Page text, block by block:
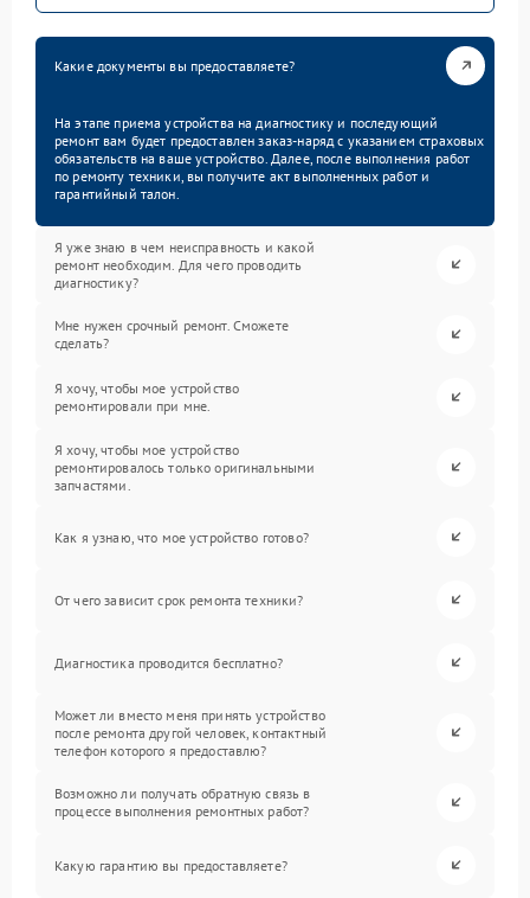
Какие документы вы предоставляете?
На этапе приема устройства на диагностику и последующий
ремонт вам будет предоставлен заказ-наряд с указанием страховых
обязательств на ваше устройство. Далее, после выполнения работ
по ремонту техники, вы получите акт выполненных работ и
гарантийный талон.
Я уже знаю в чем неисправность и какой
ремонт необходим. Для чего проводить
диагностику?
Мне нужен срочный ремонт. Сможете
сделать?
Я хочу, чтобы мое устройство
ремонтировали при мне.
Я хочу, чтобы мое устройство
ремонтировалось только оригинальными
запчастями.
Как я узнаю, что мое устройство готово?
От чего зависит срок ремонта техники?
Диагностика проводится бесплатно?
Может ли вместо меня принять устройство
после ремонта другой человек, контактный
телефон которого я предоставлю?
Возможно ли получать обратную связь в
процессе выполнения ремонтных работ?
Какую гарантию вы предоставляете?